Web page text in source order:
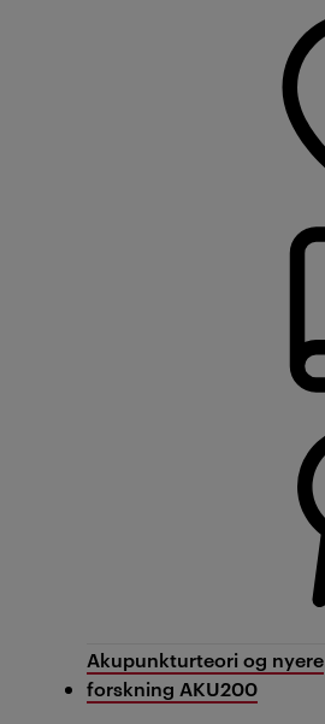
Akupunkturteori og nyere
forskning AKU200